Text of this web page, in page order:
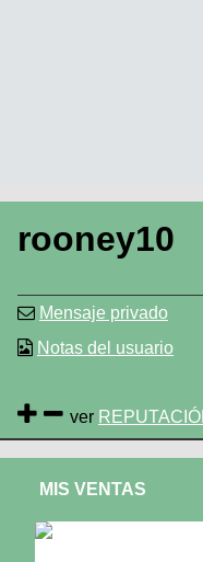
rooney10
Mensaje privado
Notas del usuario
ver
MIS VENTAS